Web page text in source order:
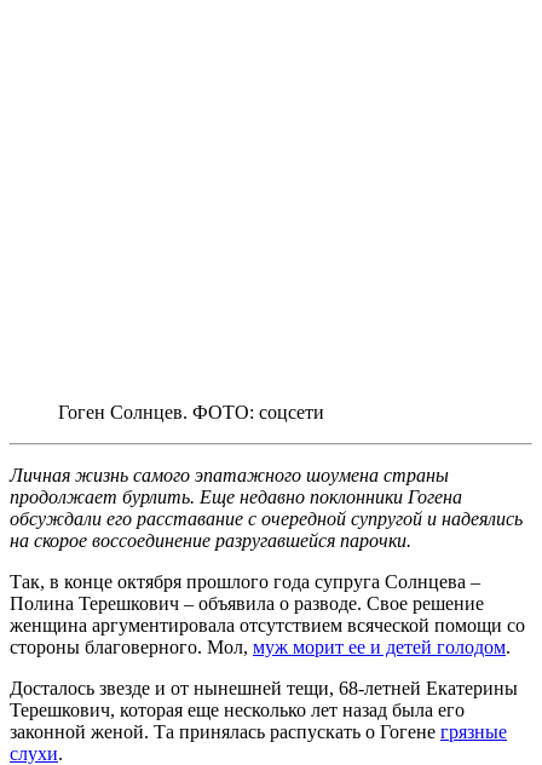
Гоген Солнцев. ФОТО: соцсети
Личная жизнь самого эпатажного шоумена страны
продолжает бурлить. Еще недавно поклонники Гогена
обсуждали его расставание с очередной супругой и надеялись
на скорое воссоединение разругавшейся парочки.
Так, в конце октября прошлого года супруга Солнцева –
Полина Терешкович – объявила о разводе. Свое решение
женщина аргументировала отсутствием всяческой помощи со
стороны благоверного. Мол, муж морит ее и детей голодом.
Досталось звезде и от нынешней тещи, 68-летней Екатерины
Терешкович, которая еще несколько лет назад была его
законной женой. Та принялась распускать о Гогене грязные
слухи.